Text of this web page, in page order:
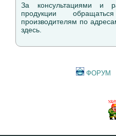
За консультациями и
продукции
производителям по
здесь.
ФОРУМ